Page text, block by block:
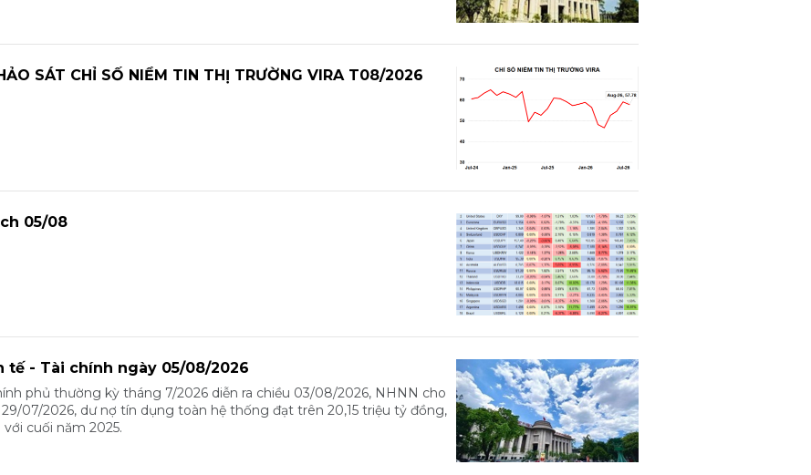
SÁT CHỈ SỐ NIỀM TIN THỊ TRƯỜNG VIRA T08/2026
05/08
tế - Tài chính ngày 05/08/2026
phủ thường kỳ tháng 7/2026 diễn ra chiều 03/08/2026, NHNN cho
07/2026, dư nợ tín dụng toàn hệ thống đạt trên 20,15 triệu tỷ đồng,
cuối năm 2025.